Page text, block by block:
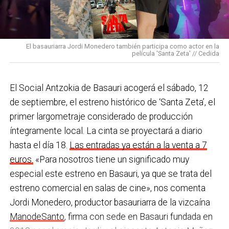
En Basauri ya venimos trabajando en esa dirección
con programas de envejecimiento activo, actividades
en los centros de personas mayores e iniciativas para
combatir la brecha digital. Además, este año se ha
y, a principios del año que viene, se comenzarán a
prestar los servicios de atención diurna y viviendas
comunitarias.
En las últimas semanas la actualidad municipal ha
estado marcada por las investigaciones sobre
presuntas irregularidades urbanísticas . ¿Cómo
está afrontando el equipo de gobierno esta
situación y qué mensaje trasladarías a la
ciudadanía?Los hechos denunciados son graves y
nos corresponde aclarar si han existido irregularidades
los Equipos de Protección Individual (EPIS) y con las
pulseras de aviso de temperatura pitando al unísono,
una acción que los sindicatos tachan de negligente y
contraria al propio plan de emergencias de la
Sin soluciones reales
Ante la falta de soluciones en las reuniones del
comité, los representantes de los trabajadores
advirtieron a la dirección con elevar los hechos a la
Inspección de Trabajo. Aunque inicialmente
percibieron un amago de cambio de actitud, la parte
social lamenta que las medidas adoptadas ante las
nuevas alertas meteorológicas han sido meramente
«testimoniales, esporádicas y centradas en
El basauriarra Jordi Monedero también participa como actor en la
película 'Santa Zeta' // Cedida
El Social Antzokia de Basauri acogerá el sábado, 12
de septiembre, el estreno histórico de ‘Santa Zeta’, el
primer largometraje considerado de producción
íntegramente local. La cinta se proyectará a diario
hasta el día 18. Las entradas ya están a la venta a 7
euros. «Para nosotros tiene un significado muy
especial este estreno en Basauri, ya que se trata del
estreno comercial en salas de cine», nos comenta
Jordi Monedero, productor basauriarra de la vizcaína
ManodeSanto, firma con sede en Basauri fundada en